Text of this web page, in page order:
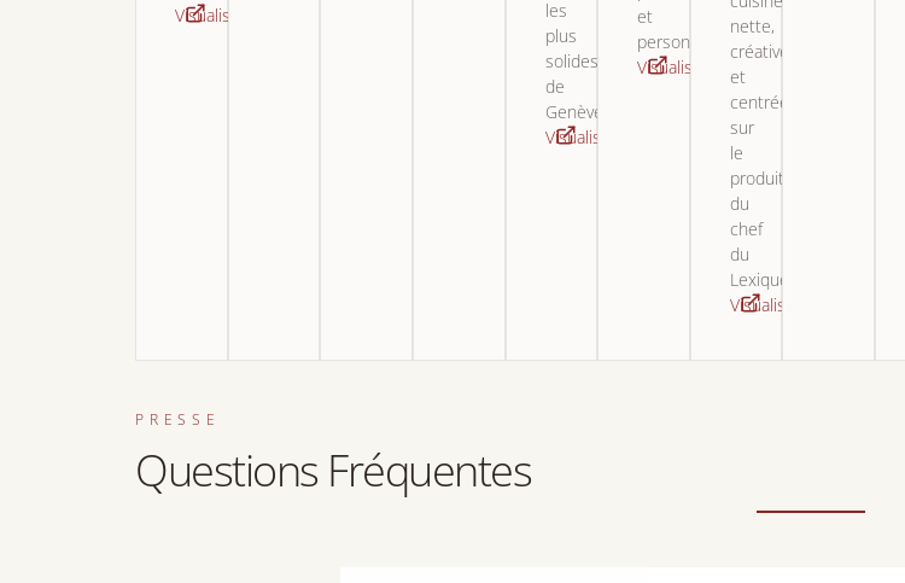
Visualiser
les
plus
solides
de
Genève.
Visualiser
et
personnalité.
Visualiser
nette,
créative
et
centrée
sur
le
produit
du
chef
du
Lexique.
Visualiser
PRESSE
Questions Fréquentes